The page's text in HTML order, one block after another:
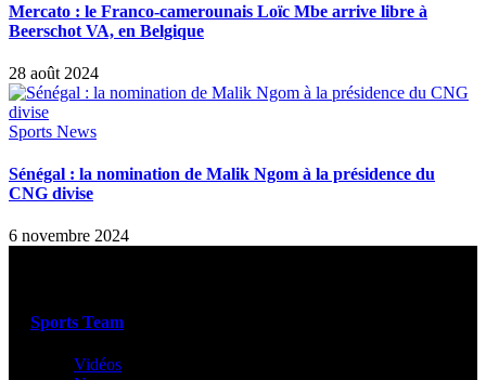
Mercato : le Franco-camerounais Loïc Mbe arrive libre à
Beerschot VA, en Belgique
28 août 2024
Sports News
Sénégal : la nomination de Malik Ngom à la présidence du
CNG divise
6 novembre 2024
Sports Team
Vidéos